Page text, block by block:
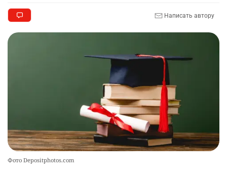
Написать автору
Фото Depositphotos.com